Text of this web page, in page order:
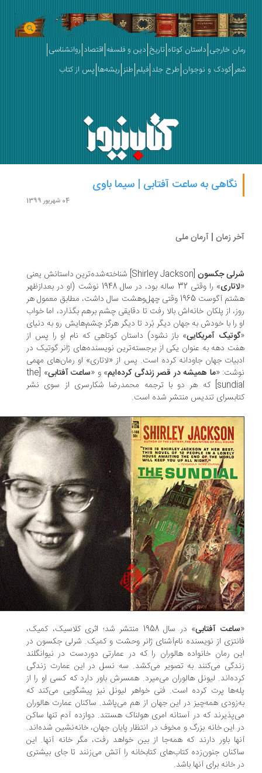
خارجی داستان کوتاه تاریخ دین و فلسفه اقتصاد روانشناسی
کودک و نوجوان طرح جلد فیلم طنز ریشه‌ها پس از کتاب
نگاهی به ساعت آفتابی | سیما باوی
زمان | آرمان ملی
جکسون
[Shirley Jackson] شناخته‌شده‌ترین داستانش یعنی
» را وقتی 32 ساله بود، در سال 1948 نوشت (او در بعدازظهر
هشتم آگوست 1965 وقتی چهل‌وهشت سال داشت، مطابق معمول هر
از پلکان خانه‌اش بالا ‌رفت تا دقایقی چشم برهم بگذارد، اما خواب
را با خودش به جهان دیگر بُرد تا دیگر هرگز چشم‌هایش رو به دنیای
آمریکایی» باز نشود) داستان کوتاهی که نام او را پس از
دهه به عنوان یکی از برجسته‌ترین نویسنده‌های ژانر گوتیک در
جهان جاودانه کرده است. پس از «لاتاری» او رمان‌های مهمی
«ما همیشه در قصر زندگی کرده‌ایم» و «ساعت آفتابی
» [the
sundial] که هر دو با ترجمه محمدرضا شکارسری از سوی نشر
تندیس منتشر شده است.
آفتابی
» در سال 1958 منتشر شد؛ اثری کلاسیک، کمیک،
از نویسنده نام‌آشنای ژانر وحشت و کمیک. شرلی جکسون در
رمان خانواده هالوران را که در عمارتی دوردست در نیوانگلند
می‌کنند به تصویر می‌کشد. سه نسل در این عمارت زندگی
لیونل هالوران می‌میرد. همسرش باور دارد که کسی او را از
پرت کرده است. فنی خواهر لیونل نیز پیشگویی می‌کند که
همه‌چیز در این جهان از هم می‌پاشد. ساکنان عمارت هالوران
که در آستانه امری هولناک هستند. دوازده آدم تنها ساکن
این خانه بزرگ و مخوف در انتظار پایان جهان، خانه‌نشین شده‌اند.
باور دارند که همه‌جا از بین خواهد رفت، مگر خانه آنها. این
جنون‌زده کتاب‌های کتابخانه را آتش می‌زنند تا جای بیشتری
خانه برای آنها باشد.